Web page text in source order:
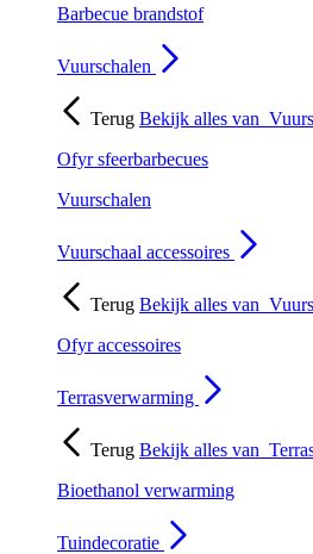
Barbecue brandstof
Vuurschalen
Terug Bekijk alles van
Ofyr sfeerbarbecues
Vuurschalen
Vuurschaal accessoires
Terug Bekijk alles van
Ofyr accessoires
Terrasverwarming
Terug Bekijk alles van
Bioethanol verwarming
Tuindecoratie